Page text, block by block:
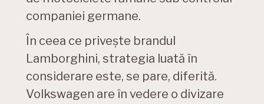
companiei germane.
În ceea ce privește brandul
Lamborghini, strategia luată în
considerare este, se pare, diferită.
Volkswagen are în vedere o divizare